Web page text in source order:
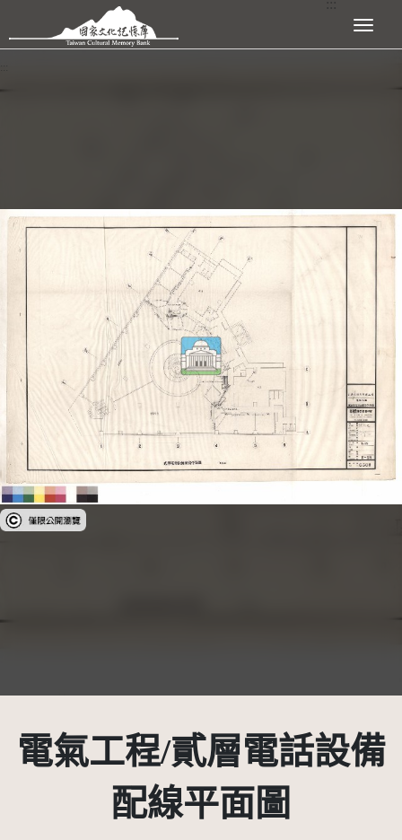
跳到主要內容區塊 展開選單
受著作權法保護-僅限於本平台有限度公開瀏覽
電氣工程/貳層電話設備
配線平面圖